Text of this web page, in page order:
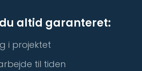
du altid garanteret:
i projektet
til tiden